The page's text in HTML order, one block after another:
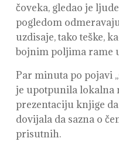
čoveka, gledao je
pogledom
uzdisaje, tako teške,
bojnim poljima rame
Par minuta po pojavi
je upotpunila lokalna
prezentaciju knjige
dovijala da sazna o
prisutnih.